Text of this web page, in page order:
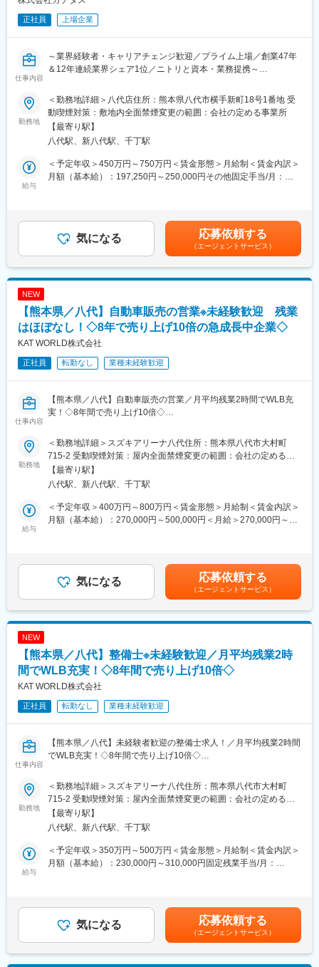
等を想定しております。
設計部は50代管理職を中心に40代・20代の3名構成です。
3名とも勤続歴は長く、当社で長年活躍いただいている方のため、
お互いに助け合いながら業務を行っている組織風土です。
※一部設計業務を外注しているため、業務過多にならないような就
業をしております。今後については、少しずつ内製できる部分を
内製化していく方針です。
■当社について：
株式会社ケイ・エフ・ケイは、二輪・四輪用ミッションギアや減
産まで柔軟に対応できる技術力が強みです。2023年には新工場を
稼働させ、事業基盤をさらに強化。自動車・半導体と将来性の高
い分野を支える企業として成長を続けています。
変更の範囲：会社の定める業務
正社員 上場企業
仕事内容
～業界経験者・キャリアチェンジ歓迎／プライム上場／創業47年
＆12年連続業界シェア1位／ニトリと資本・業務提携～
＼こんな方はぜひご応募ください／
・安定企業で地域貢献がしたい方
・専門性を深めたい、市場価値を高めたい方
・成果がきちんと評価される環境で働きたい方
・早期キャリアアップを叶えたい方（早い方は入社後数年で店舗
マネージャーに）
部分が魅力です。
(2)リフォーム企画
パートナー工務店・チームと相談しながら、ターゲットに合う安
心で住みやすい家を企画します。リフォーム工事は、パートナー
(3)販売
ます。単価は1000万円～3000万円（平均1500万円）ほどで、個
人で中古住宅を購入してリフォームするよりも、販売価格が抑え
■研修：
週に1回全国の営業が集まるテレビ会議があり、良い事例や市場の
共有を行い、ノウハウを蓄積することができます。 また、チーム
■働き方 ：
休暇など特別休暇も充実しています。
に目標達成インセンティブを支給しています。
2016年に経産省の『先進的なリフォーム事業者表彰』で経済産業
大臣賞を受賞。空き家問題解決による地方創生や、地域への貢献
が可能です。
変更の範囲：会社の定める業務
勤務地
＜勤務地詳細＞八代店住所：熊本県八代市横手新町18号1番地 受
動喫煙対策：敷地内全面禁煙変更の範囲：会社の定める事業所
【最寄り駅】
八代駅、新八代駅、千丁駅
給与
＜予定年収＞450万円～750万円＜賃金形態＞月給制＜賃金内訳＞
月額（基本給）：197,250円～250,000円その他固定手当/月：
無＞有＜残業手当＞有＜給与補足＞※年収は経験や手当により前後
いたします。※インセンティブ込み■賞与：あり（業績に応じ支
給）■年収例：547万円（入社4年29歳店長）賃金はあくまでも目
安の金額であり、選考を通じて上下する可能性があります。月給
(月額)は固定手当を含めた表記です。
気になる 応募依頼する
（エージェントサービス）
NEW
【熊本県／八代】自動車販売の営業※未経験歓迎 残業
はほぼなし！◇8年で売り上げ10倍の急成長中企業◇
KAT WORLD株式会社
正社員 転勤なし 業種未経験歓迎
仕事内容
【熊本県／八代】自動車販売の営業／月平均残業2時間でWLB充
実！◇8年間で売り上げ10倍◇
◎残業はほとんどなし！
社長の方針により、社員が縛られず、自由に働ける職場環境を整
えています。
■仕事の内容：
・スズキの正規代理店の同社の営業職として個人のお客様向けに
りますが、社用車などの販売で法人のお客様も一部対応します。
◇職務詳細：
・新規のお客様への新車、中古車の提案
■入社後の研修について：
業界未経験の場合、商品知識の理解／商談スキル向上を目的とし
て、既存店にてOJT研修を実施します。ご本人の習得度に合わせ
前職が百貨店勤務の方や、不動産会社で勤務していた方などもご
■キャリアパスについて
る社風があり、M&Aや新サービス開発など、事業拡大フェーズに
ある当社では、営業経験を活かして新たな分野に挑戦するチャン
スも豊富です。
安定したベース(基本給)のもとインセンティブも充実しており、夏
季賞与のみで150万円の社員も在籍しています。
人から法人まで幅広く知識を身につけることができます。営業の
喜びは、自分の頑張りが評価され、待遇にも成果がダイレクトに
反映されるため、モチベーションも高まります。営業成績が上が
勤務地
＜勤務地詳細＞スズキアリーナ八代住所：熊本県八代市大村町
715-2 受動喫煙対策：屋内全面禁煙変更の範囲：会社の定める事
業所
【最寄り駅】
八代駅、新八代駅、千丁駅
給与
＜予定年収＞400万円～800万円＜賃金形態＞月給制＜賃金内訳＞
月額（基本給）：270,000円～500,000円＜月給＞270,000円～
入社5年目／700万円（月給45万＋賞与）賃金はあくまでも目安の
金額であり、選考を通じて上下する可能性があります。月給(月額)
は固定手当を含めた表記です。
気になる 応募依頼する
（エージェントサービス）
NEW
【熊本県／八代】整備士※未経験歓迎／月平均残業2時
間でWLB充実！◇8年間で売り上げ10倍◇
KAT WORLD株式会社
正社員 転勤なし 業種未経験歓迎
仕事内容
【熊本県／八代】未経験者歓迎の整備士求人！／月平均残業2時間
でWLB充実！◇8年間で売り上げ10倍◇
で、ワークライフバランスを整えながらお仕事可能です
■採用背景：
新たに店舗の拡大も考えており、事業拡大に伴う増員採用です。
KAT WORLD株式会社は2025年8月に社名変更を行い、自動車販
売部門を軸に様々な事業を拡大中で、8年間で売り上げ10倍の急
成長中の企業です！
す。
1．自動車の点検
勤務地
＜勤務地詳細＞スズキアリーナ八代住所：熊本県八代市大村町
715-2 受動喫煙対策：屋内全面禁煙変更の範囲：会社の定める事
業所
【最寄り駅】
八代駅、新八代駅、千丁駅
給与
＜予定年収＞350万円～500万円＜賃金形態＞月給制＜賃金内訳＞
月額（基本給）：230,000円～310,000円固定残業手当/月：
です■賞与実績:3～4か月分／年2回(前年度実績)賃金はあくまでも
目安の金額であり、選考を通じて上下する可能性があります。月
給(月額)は固定手当を含めた表記です。
気になる 応募依頼する
（エージェントサービス）